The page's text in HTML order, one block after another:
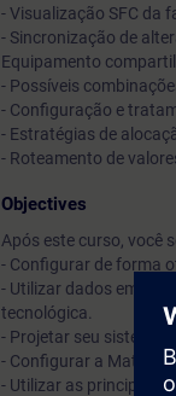
- Visualização SFC da
- Sincronização de
Equipamento
- Possíveis
- Configuração e
- Estratégias de
- Roteamento de
Objectives
Após este curso, você
- Configurar de forma
- Utilizar dados em
tecnológica.
- Projetar seu sistema
- Configurar a Matriz
- Utilizar as principais